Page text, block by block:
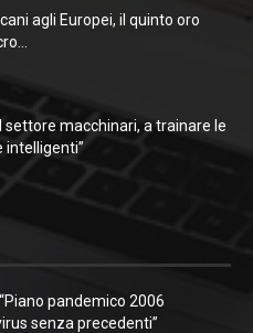
agli Europei, il quinto oro
settore macchinari, a trainare le
pandemico 2006
senza precedenti”